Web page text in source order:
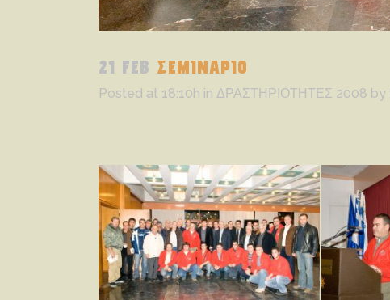
21 FEB ΣΕΜΙΝΑΡΙΟ
Posted at 18:10h in ΔΡΑΣΤΗΡΙΟΤΗΤΕΣ 2008 by